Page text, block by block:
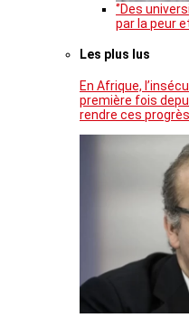
‘’Des
par la peur et
Les plus lus
En Afrique,
première fois
rendre ces